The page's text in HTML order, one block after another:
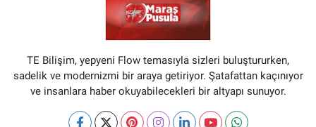
TE Bilişim, yepyeni Flow temasıyla sizleri buluştururken,
sadelik ve modernizmi bir araya getiriyor. Şatafattan kaçınıyor
ve insanlara haber okuyabilecekleri bir altyapı sunuyor.